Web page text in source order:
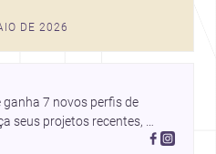
para profissionais que
cidade, construção e
DE 2026
7 novos perfis de
seus projetos recentes,
e descubra talentos que